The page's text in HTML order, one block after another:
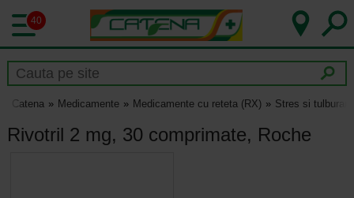
40
Catena Medicamente Medicamente cu reteta (RX) Stres si tulburari
Rivotril 2 mg, 30 comprimate, Roche